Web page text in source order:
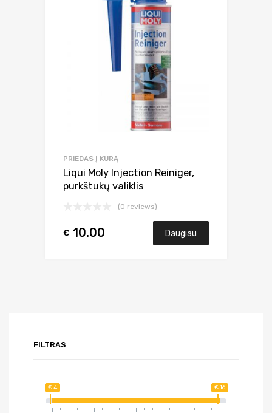
PRIEDAS Į KURĄ
Liqui Moly Injection Reiniger,
purkštukų valiklis
(0 reviews)
€ 10.00 Daugiau
FILTRAS
€ 4 € 16